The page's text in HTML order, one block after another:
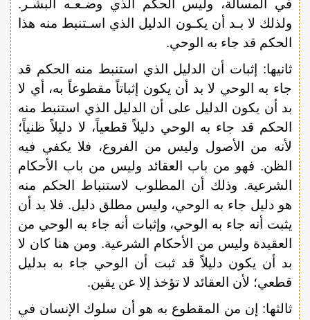
في المسألة، وليس الحكم الذي وضـعـه البشـر.
ولذلك لا بـد أن يكـون الدليل الذي اسـتنبط منه هذا
الحكم قد جاء به الوحي.
ثانيها: إثبات أن الدليل الذي استنبط منه الحكم قد
جاء به الوحي لا بد أن يكون إثباتاً مقطوعاً به، أي لا
بد أن يكون الدليل على أن الدليل الذي استنبط منه
الحكم قد جاء به الوحي دليلاً قطعياً، لا دليلاً ظنياً؛
لأنه من الأصول وليس من الفروع، فلا يكفي فيه
الظن. فهو من باب العقائد وليس من باب الأحكام
الشرعية. وذلك أن المطلوب لاستنباط الحكم منه
هو دليل جاء به الوحي، وليس مطلق دليل. فلا بد أن
يثبت أنه جاء به الوحي، وإثبات أنه جاء به الوحي من
العقيدة وليس من الأحكام الشرعية. ومن هنا كان لا
بد أن يكون دليلاً قد ثبت أن الوحي جاء به بدليل
قطعي؛ لأن العقائد لا تؤخذ إلا عن يقين.
ثالثها: إن من المقطوع به هو أن سلوك الإنسان في